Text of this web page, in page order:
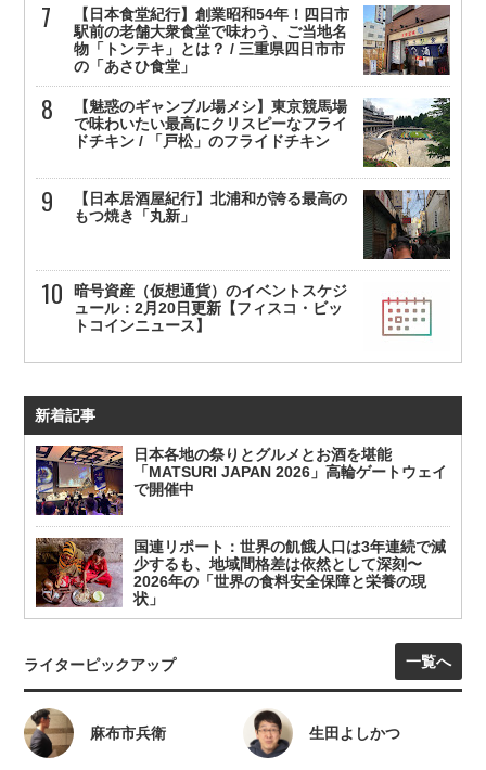
【日本食堂紀行】創業昭和54年！四日市
駅前の老舗大衆食堂で味わう、ご当地名
物「トンテキ」とは？ / 三重県四日市市
の「あさひ食堂」
【魅惑のギャンブル場メシ】東京競馬場
で味わいたい最高にクリスピーなフライ
ドチキン / 「戸松」のフライドチキン
【日本居酒屋紀行】北浦和が誇る最高の
もつ焼き「丸新」
暗号資産（仮想通貨）のイベントスケジ
ュール：2月20日更新【フィスコ・ビッ
トコインニュース】
新着記事
日本各地の祭りとグルメとお酒を堪能
「MATSURI JAPAN 2026」高輪ゲートウェイ
で開催中
国連リポート：世界の飢餓人口は3年連続で減
少するも、地域間格差は依然として深刻〜
2026年の「世界の食料安全保障と栄養の現
状」
ライターピックアップ 一覧へ
麻布市兵衛 生田よしかつ